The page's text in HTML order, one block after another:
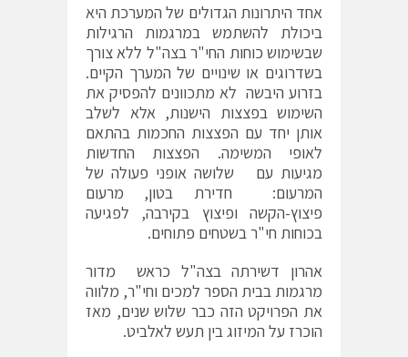
אחד היתרונות הגדולים של המערכת היא
ביכולת להשתמש במרגמות הרגילות
שבשימוש כוחות החי"ר בצה"ל ללא צורך
בשדרוגים או שינויים של המערך הקיים.
בזרוע היבשה לא מתכוונים להפסיק את
השימוש בפצצות הישנות, אלא לשלב
אותן יחד עם הפצצות החכמות בהתאם
לאופי המשימה. הפצצות החדשות
מגיעות עם שלושה אופני פעולה של
המרעום: חדירת בטון, מרעום
פיצוץ-הקשה ופיצוץ בקירבה, לפגיעה
בכוחות חי"ר בשטחים פתוחים.
אהרון דשירתה בצה"ל כראש מדור
מרגמות בבית הספר למכים וחי"ר, מלווה
את הפרויקט הזה כבר שלוש שנים, מאז
הוכרז על המיזוג בין תעש לאלביט.